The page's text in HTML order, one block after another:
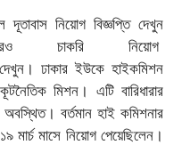
নিয়োগ বিজ্ঞপ্তি দেখুন
চাকরি নিয়োগ
ঢাকার ইউকে হাইকমিশন
মিশন। এটি বারিধারার
বর্তমান হাই কমিশনার
মার্চ মাসে নিয়োগ পেয়েছিলেন।